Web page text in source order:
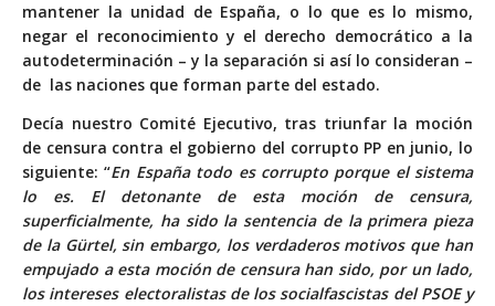
mantener la unidad de España, o lo que es lo mismo,
negar el reconocimiento y el derecho democrático a la
autodeterminación – y la separación si así lo consideran –
de las naciones que forman parte del estado.
Decía nuestro Comité Ejecutivo, tras triunfar la moción
de censura contra el gobierno del corrupto PP en junio, lo
siguiente: “En España todo es corrupto porque el sistema
lo es. El detonante de esta moción de censura,
superficialmente, ha sido la sentencia de la primera pieza
de la Gürtel, sin embargo, los verdaderos motivos que han
empujado a esta moción de censura han sido, por un lado,
los intereses electoralistas de los socialfascistas del PSOE y